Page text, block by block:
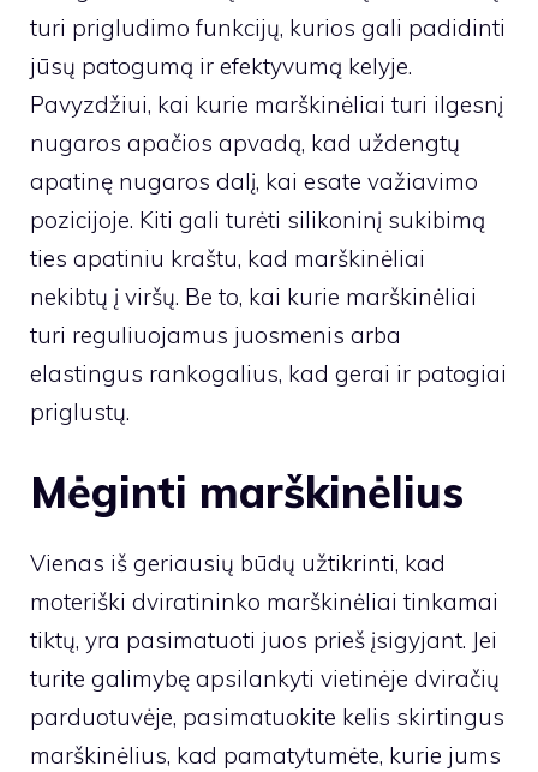
turi prigludimo funkcijų, kurios gali padidinti
jūsų patogumą ir efektyvumą kelyje.
Pavyzdžiui, kai kurie marškinėliai turi ilgesnį
nugaros apačios apvadą, kad uždengtų
apatinę nugaros dalį, kai esate važiavimo
pozicijoje. Kiti gali turėti silikoninį sukibimą
ties apatiniu kraštu, kad marškinėliai
nekibtų į viršų. Be to, kai kurie marškinėliai
turi reguliuojamus juosmenis arba
elastingus rankogalius, kad gerai ir patogiai
priglustų.
Mėginti marškinėlius
Vienas iš geriausių būdų užtikrinti, kad
moteriški dviratininko marškinėliai tinkamai
tiktų, yra pasimatuoti juos prieš įsigyjant. Jei
turite galimybę apsilankyti vietinėje dviračių
parduotuvėje, pasimatuokite kelis skirtingus
marškinėlius, kad pamatytumėte, kurie jums